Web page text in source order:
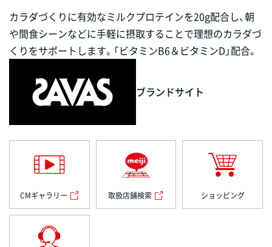
カラダづくりに有効なミルクプロテインを20g配合し、朝
や間食シーンなどに手軽に摂取することで理想のカラダづ
くりをサポートします。「ビタミンB6＆ビタミンD」配合。
ブランドサイト
CMギャラリー 取扱店舗検索 ショッピング